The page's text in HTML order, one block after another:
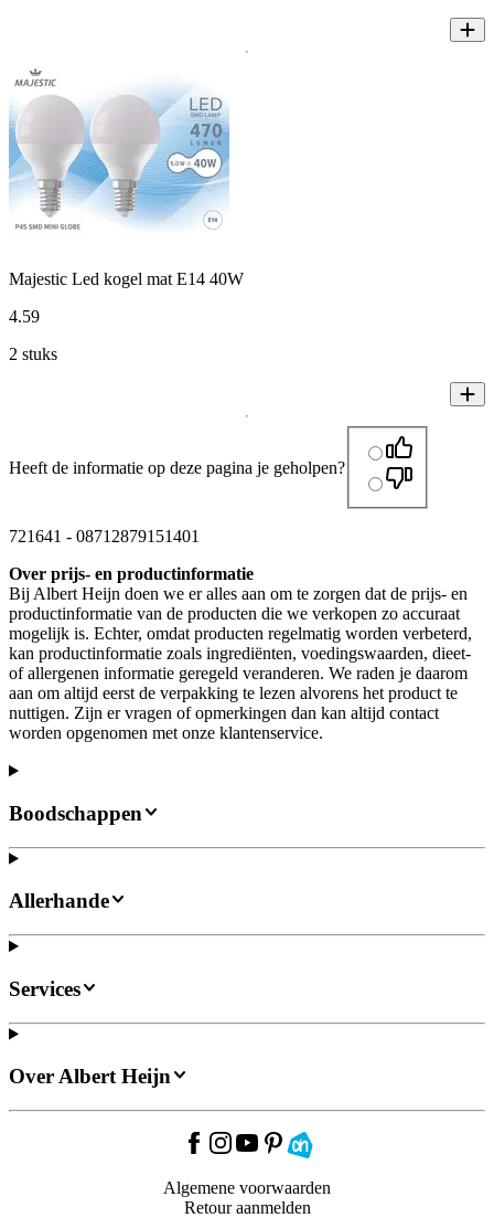
Majestic Led kogel mat E14 40W
4.59
2 stuks
Heeft de informatie op deze pagina je geholpen?
721641 - 08712879151401
Over prijs- en productinformatie
Bij Albert Heijn doen we er alles aan om te zorgen dat de prijs- en
productinformatie van de producten die we verkopen zo accuraat
mogelijk is. Echter, omdat producten regelmatig worden verbeterd,
kan productinformatie zoals ingrediënten, voedingswaarden, dieet-
of allergenen informatie geregeld veranderen. We raden je daarom
aan om altijd eerst de verpakking te lezen alvorens het product te
nuttigen. Zijn er vragen of opmerkingen dan kan altijd contact
worden opgenomen met onze klantenservice.
Boodschappen
Allerhande
Services
Over Albert Heijn
Algemene voorwaarden
Retour aanmelden